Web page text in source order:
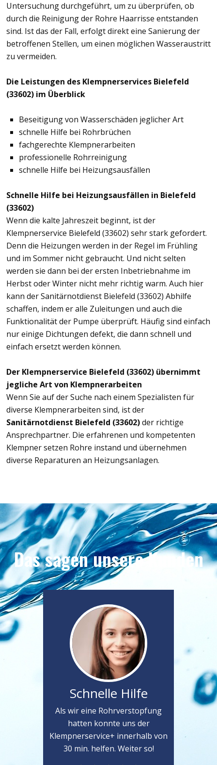
Untersuchung durchgeführt, um zu überprüfen, ob
durch die Reinigung der Rohre Haarrisse entstanden
sind. Ist das der Fall, erfolgt direkt eine Sanierung der
betroffenen Stellen, um einen möglichen Wasseraustritt
zu vermeiden.
Die Leistungen des Klempnerservices Bielefeld
(33602) im Überblick
Beseitigung von Wasserschäden jeglicher Art
schnelle Hilfe bei Rohrbrüchen
fachgerechte Klempnerarbeiten
professionelle Rohrreinigung
schnelle Hilfe bei Heizungsausfällen
Schnelle Hilfe bei Heizungsausfällen in Bielefeld
(33602)
Wenn die kalte Jahreszeit beginnt, ist der
Klempnerservice Bielefeld (33602) sehr stark gefordert.
Denn die Heizungen werden in der Regel im Frühling
und im Sommer nicht gebraucht. Und nicht selten
werden sie dann bei der ersten Inbetriebnahme im
Herbst oder Winter nicht mehr richtig warm. Auch hier
kann der Sanitärnotdienst Bielefeld (33602) Abhilfe
schaffen, indem er alle Zuleitungen und auch die
Funktionalität der Pumpe überprüft. Häufig sind einfach
nur einige Dichtungen defekt, die dann schnell und
einfach ersetzt werden können.
Der Klempnerservice Bielefeld (33602) übernimmt
jegliche Art von Klempnerarbeiten
Wenn Sie auf der Suche nach einem Spezialisten für
diverse Klempnerarbeiten sind, ist der
Sanitärnotdienst Bielefeld (33602)der richtige
Ansprechpartner. Die erfahrenen und kompetenten
Klempner setzen Rohre instand und übernehmen
diverse Reparaturen an Heizungsanlagen.
Das sagen unsere Kunden
Schnelle Hilfe
Als wir eine Rohrverstopfung
hatten konnte uns der
Klempnerservice+ innerhalb von
30 min. helfen. Weiter so!